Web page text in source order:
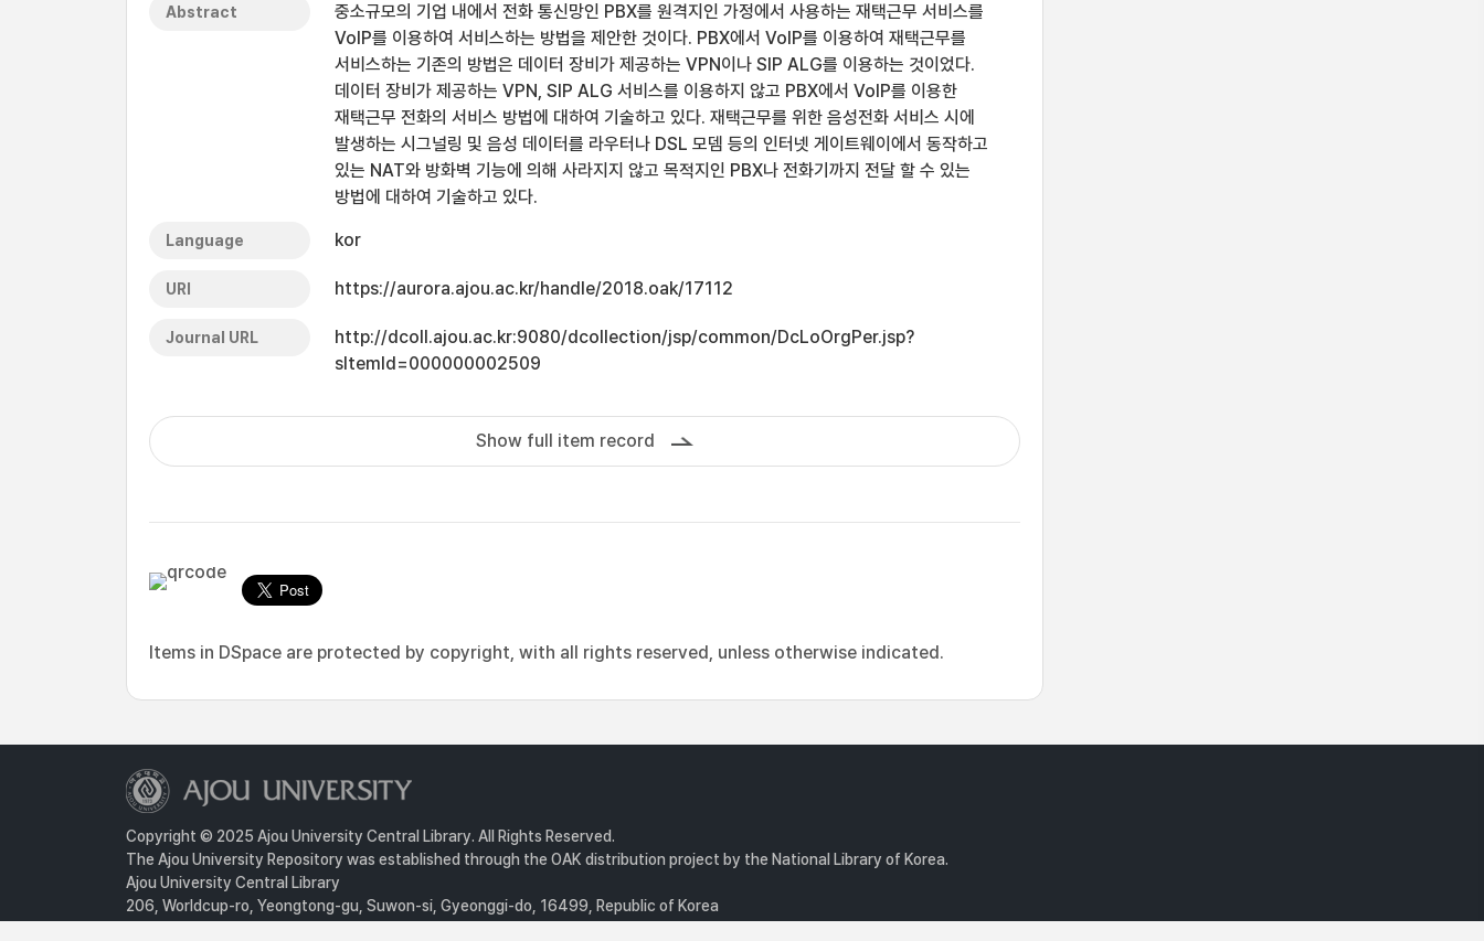
Abstract
중소규모의 기업 내에서 전화 통신망인 PBX를 원격지인 가정에서 사용하는 재택근무 서비스를
VoIP를 이용하여 서비스하는 방법을 제안한 것이다. PBX에서 VoIP를 이용하여 재택근무를
서비스하는 기존의 방법은 데이터 장비가 제공하는 VPN이나 SIP ALG를 이용하는 것이었다.
데이터 장비가 제공하는 VPN, SIP ALG 서비스를 이용하지 않고 PBX에서 VoIP를 이용한
재택근무 전화의 서비스 방법에 대하여 기술하고 있다. 재택근무를 위한 음성전화 서비스 시에
발생하는 시그널링 및 음성 데이터를 라우터나 DSL 모뎀 등의 인터넷 게이트웨이에서 동작하고
있는 NAT와 방화벽 기능에 의해 사라지지 않고 목적지인 PBX나 전화기까지 전달 할 수 있는
방법에 대하여 기술하고 있다.
Language kor
URI https://aurora.ajou.ac.kr/handle/2018.oak/17112
Journal URL
http://dcoll.ajou.ac.kr:9080/dcollection/jsp/common/DcLoOrgPer.jsp?
sItemId=000000002509
Show full item record
Items in DSpace are protected by copyright, with all rights reserved, unless otherwise indicated.
Copyright © 2025 Ajou University Central Library. All Rights Reserved.
The Ajou University Repository was established through the OAK distribution project by the National Library of Korea.
Ajou University Central Library
206, Worldcup-ro, Yeongtong-gu, Suwon-si, Gyeonggi-do, 16499, Republic of Korea